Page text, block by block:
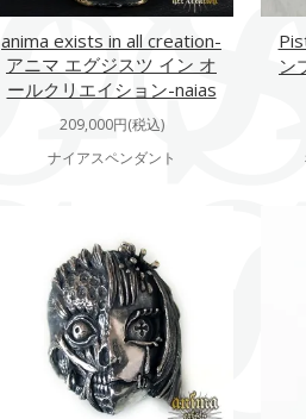
anima exists in all creation-
アニマ エグジスツ イン オ
ールクリエイション-naias
209,000円(税込)
ナイアスペンダント
ン